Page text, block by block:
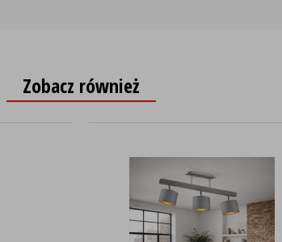
Zobacz również